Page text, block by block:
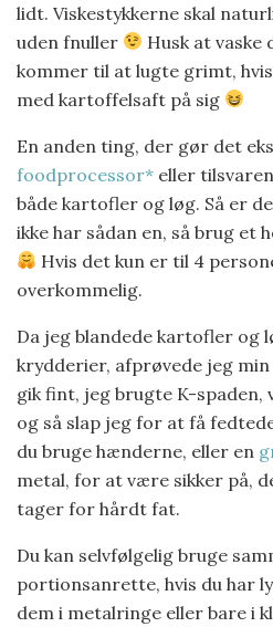
lidt. Viskestykkerne skal
uden fnuller
Husk at vaske
kommer til at lugte grimt,
med kartoffelsaft på sig
En anden ting, der gør det
foodprocessor* eller
både kartofler og løg. Så er
ikke har sådan en, så brug et
Hvis det kun er til 4
overkommelig.
Da jeg blandede kartofler og
krydderier, afprøvede jeg min
gik fint, jeg brugte K-spaden,
og så slap jeg for at få
du bruge hænderne, eller en
metal, for at være sikker på,
tager for hårdt fat.
Du kan selvfølgelig bruge
portionsanrette, hvis du har
dem i metalringe eller bare i